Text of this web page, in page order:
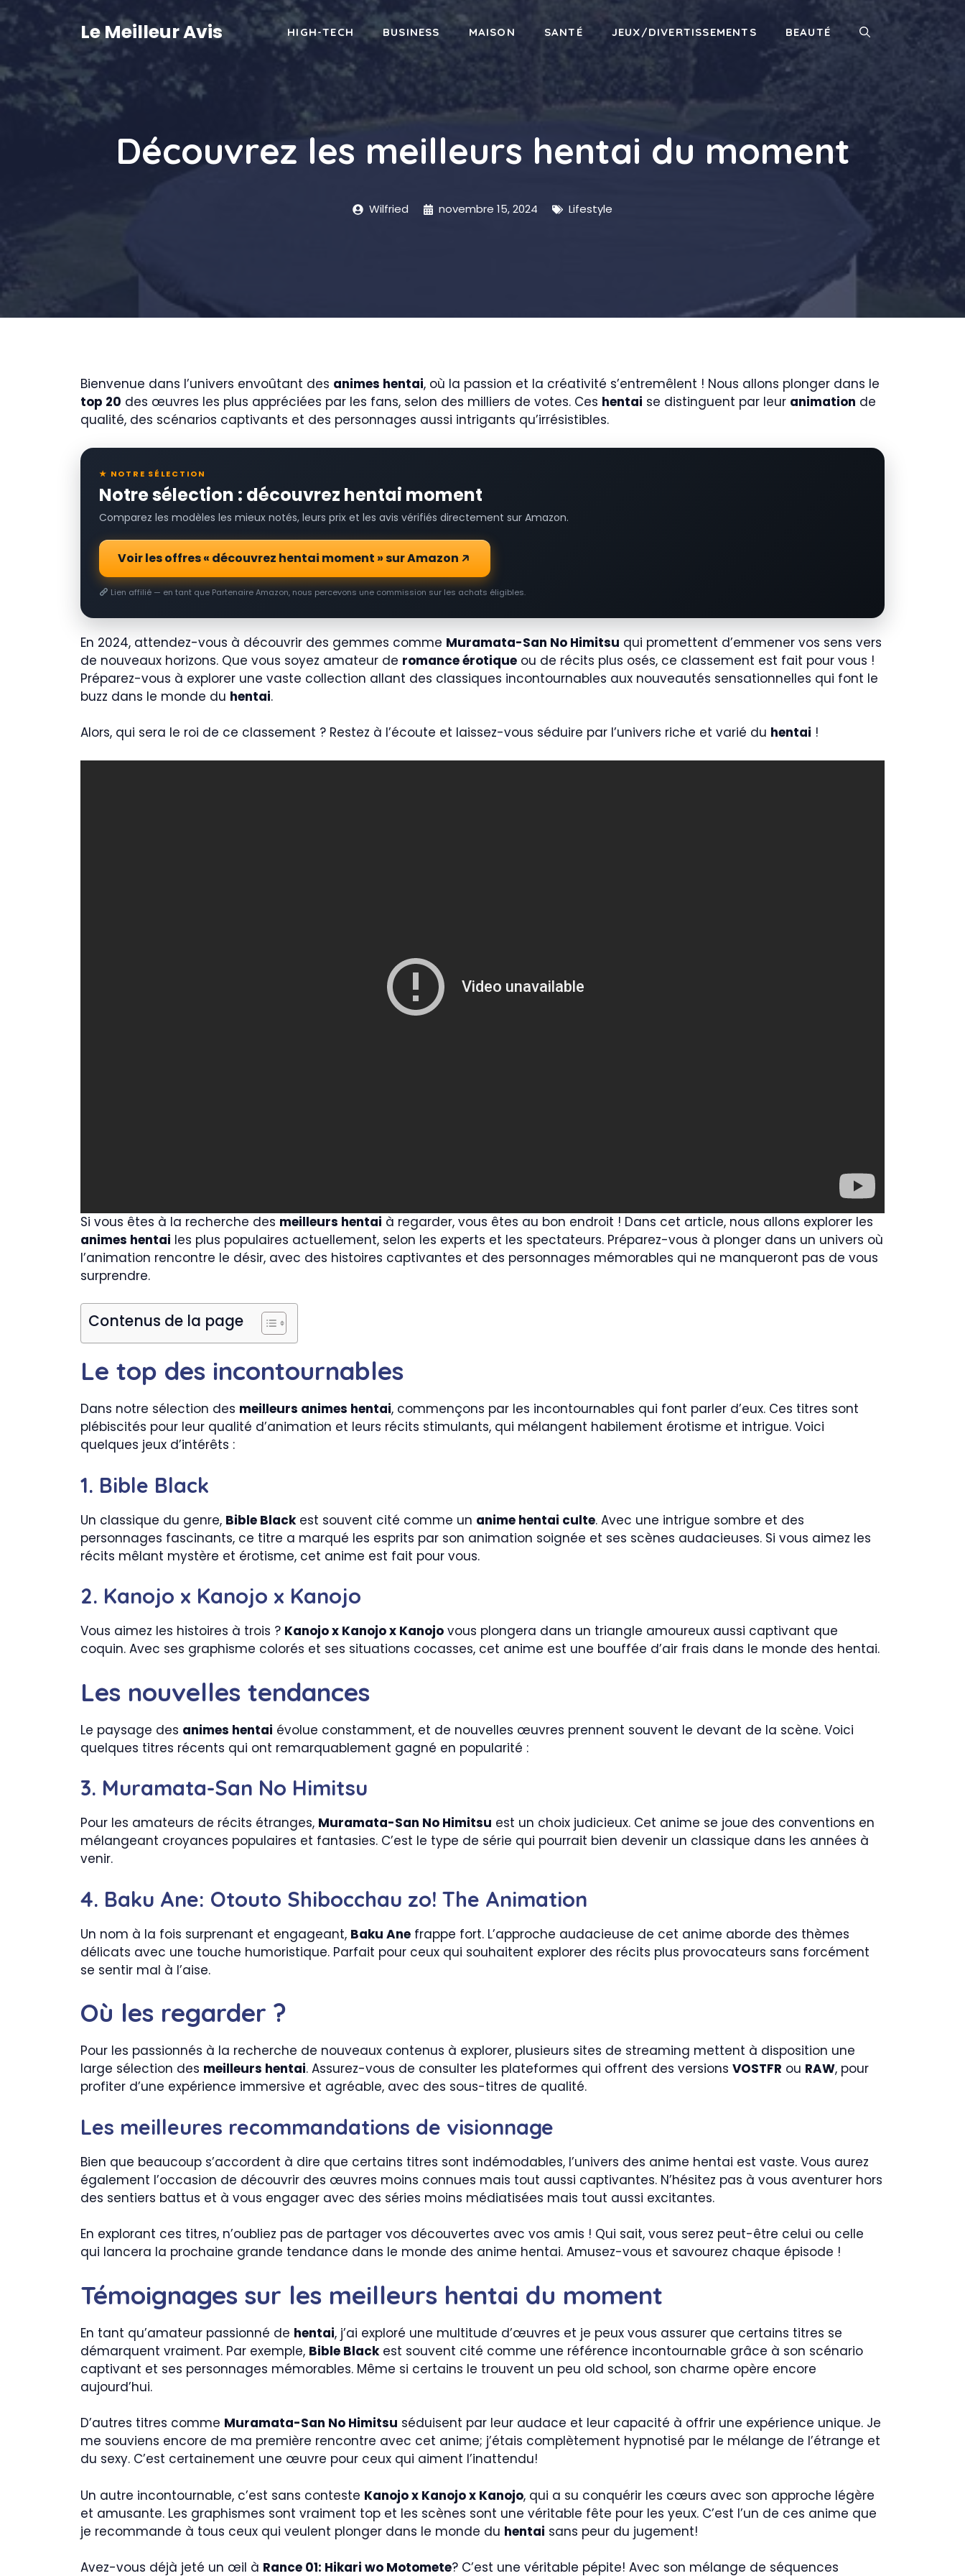
Aller
au
Le Meilleur Avis HIGH-TECH BUSINESS MAISON SANTÉ JEUX/DIVERTISSEMENTS BEAUTÉ
Découvrez les meilleurs hentai du moment
Wilfried novembre 15, 2024 Lifestyle
Bienvenue dans l’univers envoûtant des animes hentai, où la passion et la créativité s’entremêlent ! Nous allons plonger dans le
top 20 des œuvres les plus appréciées par les fans, selon des milliers de votes. Ces hentai se distinguent par leur animation de
qualité, des scénarios captivants et des personnages aussi intrigants qu’irrésistibles.
★ NOTRE SÉLECTION
Notre sélection : découvrez hentai moment
Comparez les modèles les mieux notés, leurs prix et les avis vérifiés directement sur Amazon.
Voir les offres « découvrez hentai moment » sur Amazon
Lien affilié — en tant que Partenaire Amazon, nous percevons une commission sur les achats éligibles.
En 2024, attendez-vous à découvrir des gemmes comme Muramata-San No Himitsu qui promettent d’emmener vos sens vers
de nouveaux horizons. Que vous soyez amateur de romance érotique ou de récits plus osés, ce classement est fait pour vous !
Préparez-vous à explorer une vaste collection allant des classiques incontournables aux nouveautés sensationnelles qui font le
buzz dans le monde du hentai.
Alors, qui sera le roi de ce classement ? Restez à l’écoute et laissez-vous séduire par l’univers riche et varié du hentai !
Si vous êtes à la recherche des meilleurs hentai à regarder, vous êtes au bon endroit ! Dans cet article, nous allons explorer les
animes hentai les plus populaires actuellement, selon les experts et les spectateurs. Préparez-vous à plonger dans un univers où
l’animation rencontre le désir, avec des histoires captivantes et des personnages mémorables qui ne manqueront pas de vous
surprendre.
Contenus de la page
Le top des incontournables
Dans notre sélection des meilleurs animes hentai, commençons par les incontournables qui font parler d’eux. Ces titres sont
plébiscités pour leur qualité d’animation et leurs récits stimulants, qui mélangent habilement érotisme et intrigue. Voici
quelques jeux d’intérêts :
1. Bible Black
Un classique du genre, Bible Blackest souvent cité comme un anime hentai culte. Avec une intrigue sombre et des
personnages fascinants, ce titre a marqué les esprits par son animation soignée et ses scènes audacieuses. Si vous aimez les
récits mêlant mystère et érotisme, cet anime est fait pour vous.
2. Kanojo x Kanojo x Kanojo
Vous aimez les histoires à trois ? Kanojo x Kanojo x Kanojo vous plongera dans un triangle amoureux aussi captivant que
coquin. Avec ses graphisme colorés et ses situations cocasses, cet anime est une bouffée d’air frais dans le monde des hentai.
Les nouvelles tendances
Le paysage des animes hentai évolue constamment, et de nouvelles œuvres prennent souvent le devant de la scène. Voici
quelques titres récents qui ont remarquablement gagné en popularité :
3. Muramata-San No Himitsu
Pour les amateurs de récits étranges, Muramata-San No Himitsu est un choix judicieux. Cet anime se joue des conventions en
mélangeant croyances populaires et fantasies. C’est le type de série qui pourrait bien devenir un classique dans les années à
venir.
4. Baku Ane: Otouto Shibocchau zo! The Animation
Un nom à la fois surprenant et engageant, Baku Ane frappe fort. L’approche audacieuse de cet anime aborde des thèmes
délicats avec une touche humoristique. Parfait pour ceux qui souhaitent explorer des récits plus provocateurs sans forcément
se sentir mal à l’aise.
Où les regarder ?
Pour les passionnés à la recherche de nouveaux contenus à explorer, plusieurs sites de streaming mettent à disposition une
large sélection des meilleurs hentai. Assurez-vous de consulter les plateformes qui offrent des versions VOSTFR ou RAW, pour
profiter d’une expérience immersive et agréable, avec des sous-titres de qualité.
Les meilleures recommandations de visionnage
Bien que beaucoup s’accordent à dire que certains titres sont indémodables, l’univers des anime hentai est vaste. Vous aurez
également l’occasion de découvrir des œuvres moins connues mais tout aussi captivantes. N’hésitez pas à vous aventurer hors
des sentiers battus et à vous engager avec des séries moins médiatisées mais tout aussi excitantes.
En explorant ces titres, n’oubliez pas de partager vos découvertes avec vos amis ! Qui sait, vous serez peut-être celui ou celle
qui lancera la prochaine grande tendance dans le monde des anime hentai. Amusez-vous et savourez chaque épisode !
Témoignages sur les meilleurs hentai du moment
En tant qu’amateur passionné de hentai, j’ai exploré une multitude d’œuvres et je peux vous assurer que certains titres se
démarquent vraiment. Par exemple, Bible Blackest souvent cité comme une référence incontournable grâce à son scénario
captivant et ses personnages mémorables. Même si certains le trouvent un peu old school, son charme opère encore
aujourd’hui.
D’autres titres comme Muramata-San No Himitsu séduisent par leur audace et leur capacité à offrir une expérience unique. Je
me souviens encore de ma première rencontre avec cet anime; j’étais complètement hypnotisé par le mélange de l’étrange et
du sexy. C’est certainement une œuvre pour ceux qui aiment l’inattendu!
Un autre incontournable, c’est sans conteste Kanojo x Kanojo x Kanojo, qui a su conquérir les cœurs avec son approche légère
et amusante. Les graphismes sont vraiment top et les scènes sont une véritable fête pour les yeux. C’est l’un de ces anime que
je recommande à tous ceux qui veulent plonger dans le monde du hentai sans peur du jugement!
Avez-vous déjà jeté un œil à Rance 01: Hikari wo Motomete? C’est une véritable pépite! Avec son mélange de séquences